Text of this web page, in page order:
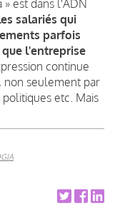
est dans l'ADN
salariés qui
parfois
l'entreprise
continue
non seulement par
etc. Mais